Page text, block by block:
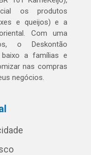
os produtos
e queijos) e a
Com uma
o Deskontão
baixo a famílias e
nas compras
negócios.